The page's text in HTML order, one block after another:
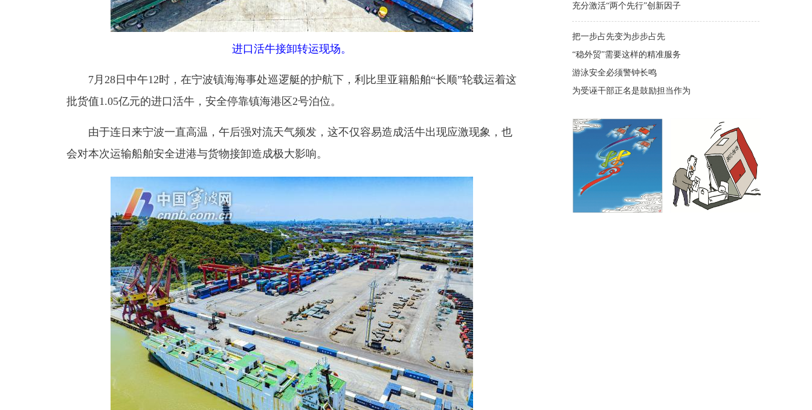
进口活牛接卸转运现场。
7月28日中午12时，在宁波镇海海事处巡逻艇的护航下，利比里亚籍船舶“长顺”轮载运着这
批货值1.05亿元的进口活牛，安全停靠镇海港区2号泊位。
由于连日来宁波一直高温，午后强对流天气频发，这不仅容易造成活牛出现应激现象，也
会对本次运输船舶安全进港与货物接卸造成极大影响。
充分激活“两个先行”创新因子
把一步占先变为步步占先
“稳外贸”需要这样的精准服务
游泳安全必须警钟长鸣
为受诬干部正名是鼓励担当作为